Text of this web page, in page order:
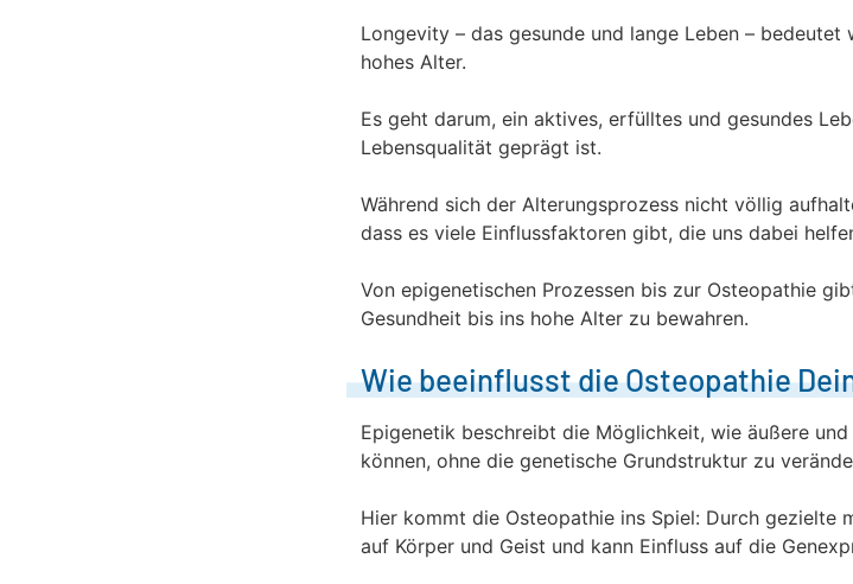
Longevity – das gesunde und lange Leben –
hohes Alter.
Es geht darum, ein aktives, erfülltes und gesundes
Lebensqualität geprägt ist.
Während sich der Alterungsprozess nicht völlig
dass es viele Einflussfaktoren gibt, die uns dabei
Von epigenetischen Prozessen bis zur Osteopathie
Gesundheit bis ins hohe Alter zu bewahren.
Wie beeinflusst die Osteopathie
Epigenetik beschreibt die Möglichkeit, wie äußere
können, ohne die genetische Grundstruktur zu
Hier kommt die Osteopathie ins Spiel: Durch gezielte
auf Körper und Geist und kann Einfluss auf die